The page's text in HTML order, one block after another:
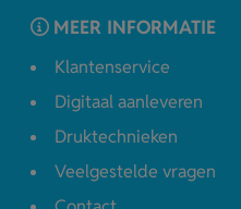
MEER INFORMATIE
Klantenservice
Digitaal aanleveren
Druktechnieken
Veelgestelde vragen